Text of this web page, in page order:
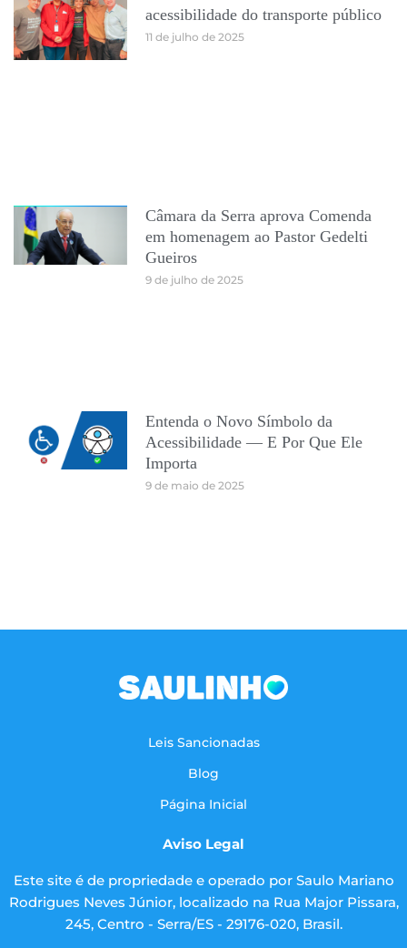
acessibilidade do transporte público
11 de julho de 2025
Câmara da Serra aprova Comenda
em homenagem ao Pastor Gedelti
Gueiros
9 de julho de 2025
Entenda o Novo Símbolo da
Acessibilidade — E Por Que Ele
Importa
9 de maio de 2025
Leis Sancionadas
Blog
Página Inicial
Aviso Legal
Este site é de propriedade e operado por Saulo Mariano
Rodrigues Neves Júnior, localizado na Rua Major Pissara,
245, Centro - Serra/ES - 29176-020, Brasil.